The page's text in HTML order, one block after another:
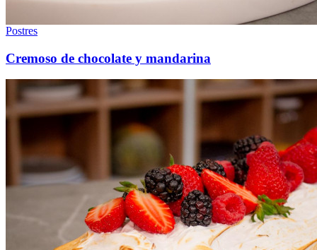
Postres
Cremoso de chocolate y mandarina